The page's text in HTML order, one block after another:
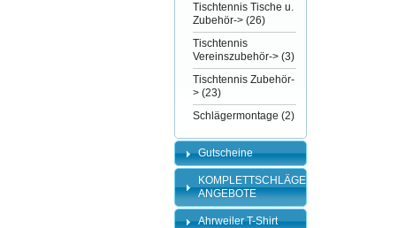
Tischtennis Tische u.
Zubehör-> (26)
Tischtennis
Vereinszubehör-> (3)
Tischtennis Zubehör-
> (23)
Schlägermontage (2)
Gutscheine
KOMPLETTSCHLÄGER-
ANGEBOTE
Ahrweiler T-Shirt